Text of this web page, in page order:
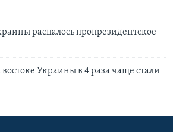
распалось пропрезидентское
Украины в 4 раза чаще стали